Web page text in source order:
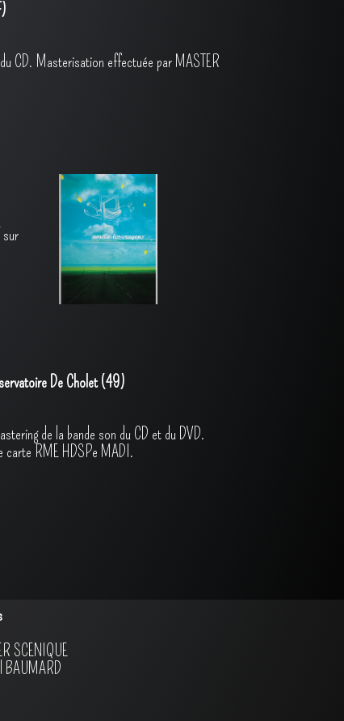
CD. Masterisation effectuée par MASTER
De Cholet (49)
de la bande son du CD et du DVD.
carte RME HDSPe MADI.
SCENIQUE
BAUMARD